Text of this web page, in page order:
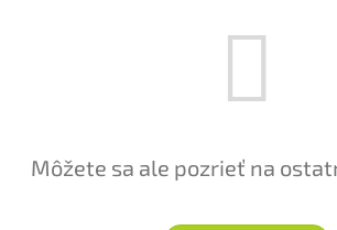
Môžete sa ale pozrieť na